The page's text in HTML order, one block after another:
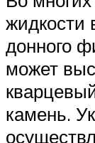
жидкости
донного
может
камень.